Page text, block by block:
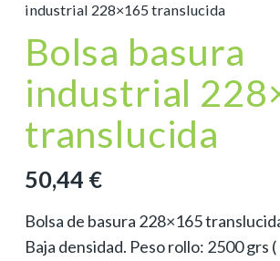
industrial 228×165 translucida
Bolsa basura
industrial
translucida
50,44 €
Bolsa de basura 228×165
Baja densidad. Peso rollo: 2500 grs